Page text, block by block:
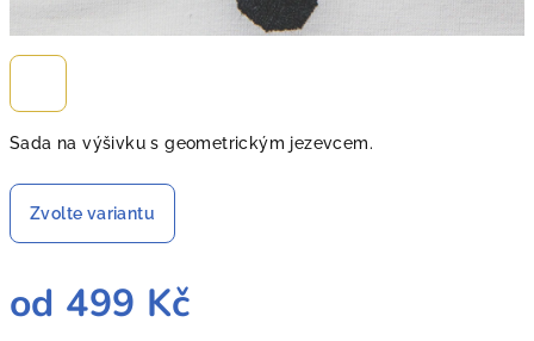
Sada na výšivku s geometrickým jezevcem.
Zvolte variantu
od 499 Kč